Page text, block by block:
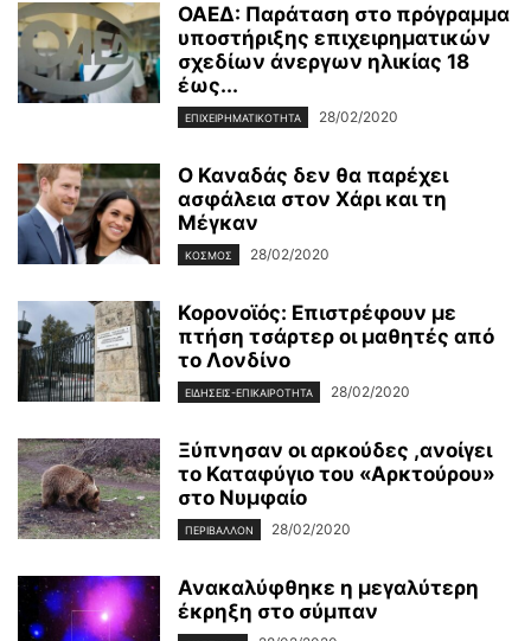
ΟΑΕΔ: Παράταση στο πρόγραμμα
υποστήριξης επιχειρηματικών
σχεδίων άνεργων ηλικίας 18
έως...
ΕΠΙΧΕΙΡΗΜΑΤΙΚΌΤΗΤΑ 28/02/2020
Ο Καναδάς δεν θα παρέχει
ασφάλεια στον Χάρι και τη
Μέγκαν
ΚΌΣΜΟΣ 28/02/2020
Κορονοϊός: Επιστρέφουν με
πτήση τσάρτερ οι μαθητές από
το Λονδίνο
ΕΙΔΉΣΕΙΣ-ΕΠΙΚΑΙΡΌΤΗΤΑ 28/02/2020
Ξύπνησαν οι αρκούδες ,ανοίγει
το Καταφύγιο του «Αρκτούρου»
στο Νυμφαίο
ΠΕΡΙΒΆΛΛΟΝ 28/02/2020
Ανακαλύφθηκε η μεγαλύτερη
έκρηξη στο σύμπαν